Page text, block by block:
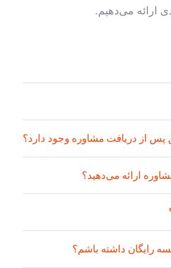
ارائه می‌دهیم.
از دریافت مشاوره وجود دارد؟
ارائه می‌دهید؟
رایگان داشته باشم؟